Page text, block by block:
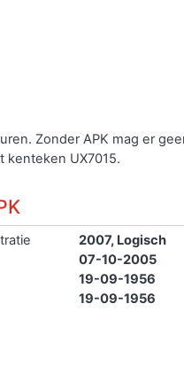
Zonder APK mag er
kenteken UX7015.
2007, Logisch
07-10-2005
19-09-1956
19-09-1956